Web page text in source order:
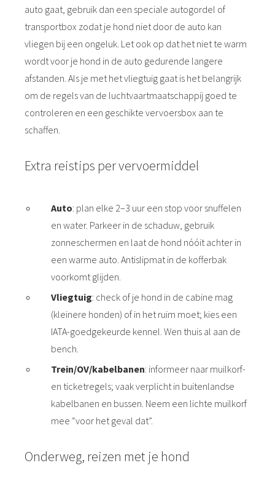
auto gaat, gebruik dan een speciale autogordel of
transportbox zodat je hond niet door de auto kan
vliegen bij een ongeluk. Let ook op dat het niet te warm
wordt voor je hond in de auto gedurende langere
afstanden. Als je met het vliegtuig gaat is het belangrijk
om de regels van de luchtvaartmaatschappij goed te
controleren en een geschikte vervoersbox aan te
schaffen.
Extra reistips per vervoermiddel
Auto: plan elke 2–3 uur een stop voor snuffelen
en water. Parkeer in de schaduw, gebruik
zonneschermen en laat de hond nóóit achter in
een warme auto. Antislipmat in de kofferbak
voorkomt glijden.
Vliegtuig: check of je hond in de cabine mag
(kleinere honden) of in het ruim moet; kies een
IATA-goedgekeurde kennel. Wen thuis al aan de
bench.
Trein/OV/kabelbanen: informeer naar muilkorf-
en ticketregels; vaak verplicht in buitenlandse
kabelbanen en bussen. Neem een lichte muilkorf
mee “voor het geval dat”.
Onderweg, reizen met je hond